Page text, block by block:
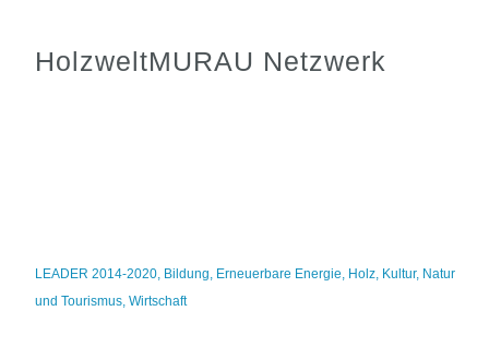
HolzweltMURAU Netzwerk
LEADER 2014-2020, Bildung, Erneuerbare Energie, Holz, Kultur, Natur
und Tourismus,Wirtschaft